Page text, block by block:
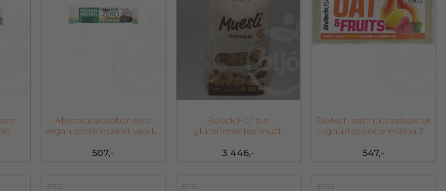
507,-
Absorice absobar zero
vegan proteinszelet vanilla
3 446,-
Bauck Hof bio
gluténmentes müzli
547,-
Biotech oatfruits zabszelet
joghurtos körte-málna 70
87152 87154 87155